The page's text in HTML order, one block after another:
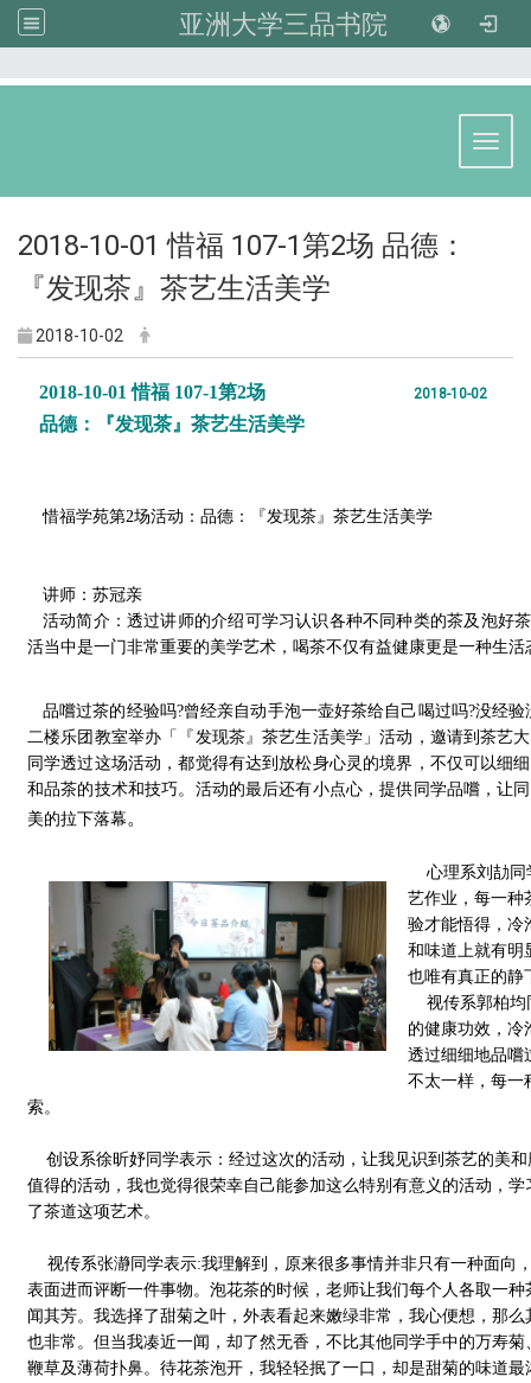
亚洲大学三品书院
2018-10-01 惜福 107-1第2场 品德：
『发现茶』茶艺生活美学
2018-10-02
2018-10-01 惜福 107-1第2场
品德：『发现茶』茶艺生活美学
2018-10-02
惜福学苑第2场活动： 品德：『发现茶』茶艺生活美学
讲师：苏冠亲
活动简介：透过讲师的介绍可学习认识各种不同种类的茶及泡好
活当中是一门非常重要的美学艺术，喝茶不仅有益健康更是一种生活
品嚐过茶的经验吗?曾经亲自动手泡一壶好茶给自己喝过吗?没经验
二楼乐团教室举办「『发现茶』茶艺生活美学」活动，邀请到茶艺
同学透过这场活动，都觉得有达到放松身心灵的境界，不仅可以细
和品茶的技术和技巧。活动的最后还有小点心，提供同学品嚐，让
美的拉下落幕 。
心理系刘劼
艺作业，每一种
验才能悟得，冷
和味道上就有明
也唯有真正的静
视传系郭柏均
的健康功效，冷
透过细细地品嚐
不太一样，每一
索。
创设系徐昕妤同学表示：经过这次的活动，让我见识到茶艺的美
值得的活动，我也觉得很荣幸自己能参加这么特别有意义的活动，
了茶道这项艺术。
视传系张瀞同学表示:我理解到，原来很多事情并非只有一种面向
表面进而评断一件事物。泡花茶的时候，老师让我们每个人各取一种
闻其芳。我选择了甜菊之叶，外表看起来嫩绿非常，我心便想，那么
也非常。但当我凑近一闻，却了然无香，不比其他同学手中的万寿菊
鞭草及薄荷扑鼻。待花茶泡开，我轻轻抿了一口，却是甜菊的味道最